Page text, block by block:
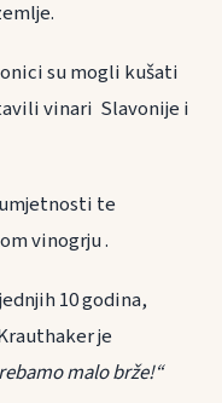
su mogli kušati
vinari Slavonije i
te
vinogrju .
10 godina,
je
malo brže!“